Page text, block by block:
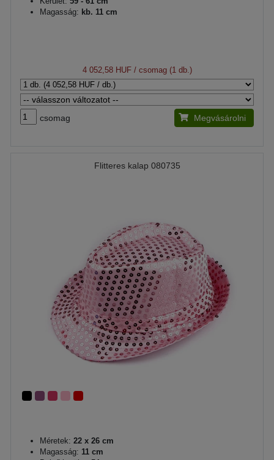
Magasság: kb. 11 cm
4 052,58 HUF/ csomag (1 db.)
csomag Megvásárolni
Flitteres kalap 080735
Méretek: 22 x 26 cm
Magasság: 11 cm